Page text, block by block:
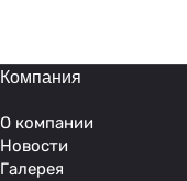
Компания
О компании
Новости
Галерея